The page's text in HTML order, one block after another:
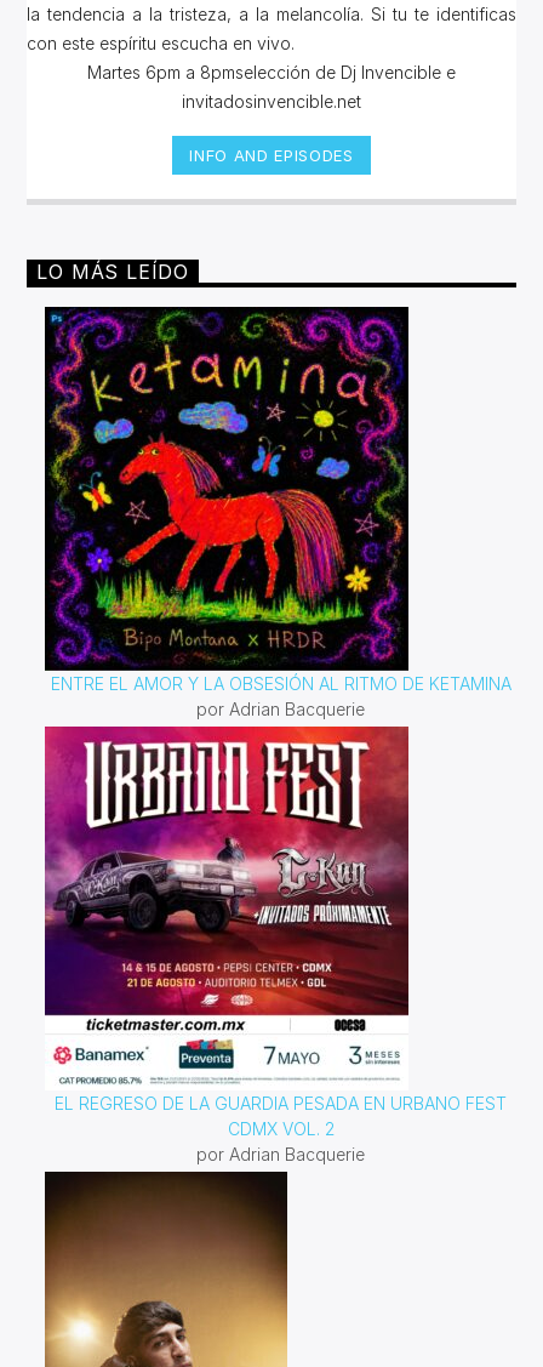
la tendencia a la tristeza, a la melancolía. Si tu te identificas
con este espíritu escucha en vivo.
Martes 6pm a 8pmselección de Dj Invencible e
invitadosinvencible.net
INFO AND EPISODES
LO MÁS LEÍDO
ENTRE EL AMOR Y LA OBSESIÓN AL RITMO DE KETAMINA
por Adrian Bacquerie
EL REGRESO DE LA GUARDIA PESADA EN URBANO FEST
CDMX VOL. 2
por Adrian Bacquerie